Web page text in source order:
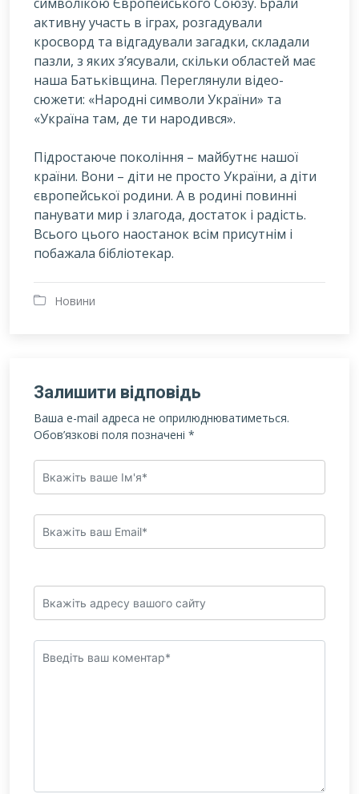
активну участь в іграх, розгадували
кросворд та відгадували загадки, складали
пазли, з яких з’ясували, скільки областей має
наша Батьківщина. Переглянули відео-
сюжети: «Народні символи України» та
«Україна там, де ти народився».
Підростаюче покоління – майбутнє нашої
країни. Вони – діти не просто України, а діти
європейської родини. А в родині повинні
панувати мир і злагода, достаток і радість.
Всього цього наостанок всім присутнім і
побажала бібліотекар.
Новини
Залишити відповідь
Ваша e-mail адреса не оприлюднюватиметься.
Обов’язкові поля позначені *